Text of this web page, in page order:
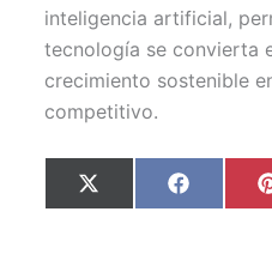
inteligencia artificial,
tecnología se convierta
crecimiento sostenible
competitivo.
Compartir
en
X
(
Compartir
en
F
a